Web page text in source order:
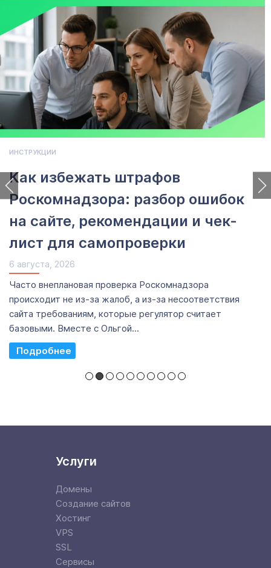
ИНСТРУКЦИИ
Как избежать штрафов
Роскомнадзора: разбор ошибок
на сайте, рекомендации и чек-
лист для самопроверки
6 августа, 2026
Часто внеплановая проверка Роскомнадзора
происходит не из-за жалоб, а из-за несоответствия
сайта требованиям, которые регулятор считает
базовыми. Вместе с Ольгой...
Read More
Услуги
Домены
Создание сайтов
Хостинг
VPS
SSL
Сервисы